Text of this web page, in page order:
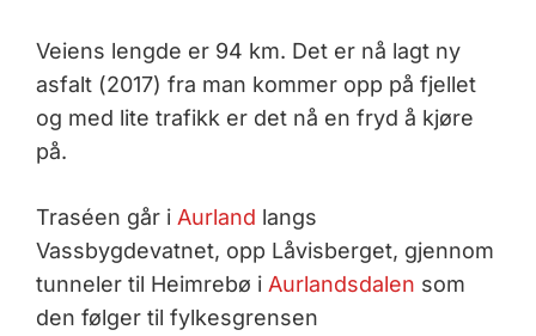
Veiens lengde er 94 km. Det er nå lagt ny
asfalt (2017) fra man kommer opp på fjellet
og med lite trafikk er det nå en fryd å kjøre
på.
Traséen går i Aurland langs
Vassbygdevatnet, opp Låvisberget, gjennom
tunneler til Heimrebø i Aurlandsdalen som
den følger til fylkesgrensen